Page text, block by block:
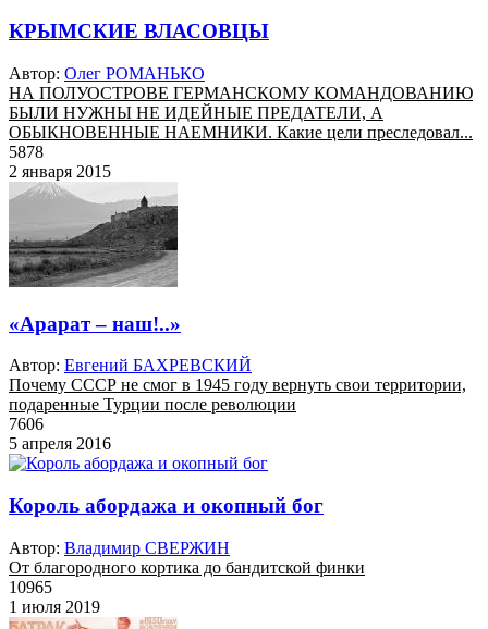
КРЫМСКИЕ ВЛАСОВЦЫ
Автор: Олег РОМАНЬКО
НА ПОЛУОСТРОВЕ ГЕРМАНСКОМУ КОМАНДОВАНИЮ
БЫЛИ НУЖНЫ НЕ ИДЕЙНЫЕ ПРЕДАТЕЛИ, А
ОБЫКНОВЕННЫЕ НАЕМНИКИ. Какие цели преследовал...
5878
2 января 2015
«Арарат – наш!..»
Автор: Евгений БАХРЕВСКИЙ
Почему СССР не смог в 1945 году вернуть свои территории,
подаренные Турции после революции
7606
5 апреля 2016
Король абордажа и окопный бог
Автор: Владимир СВЕРЖИН
От благородного кортика до бандитской финки
10965
1 июля 2019